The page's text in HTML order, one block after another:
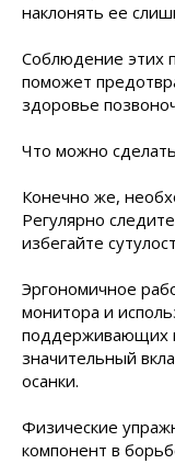
наклонять ее
Соблюдение этих
поможет
здоровье
Что можно
Конечно же,
Регулярно
избегайте
Эргономичное
монитора и
поддерживающих
значительный
осанки.
Физические
компонент в